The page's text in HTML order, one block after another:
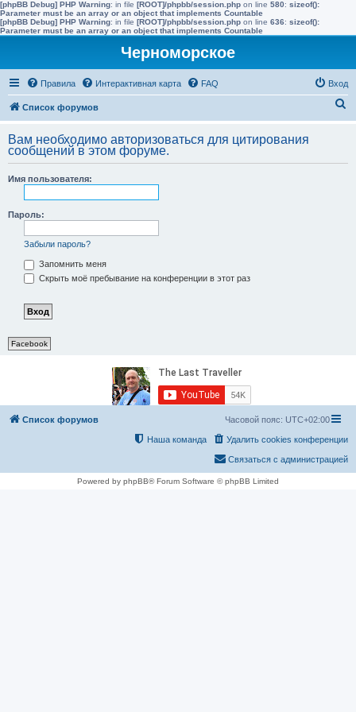
[phpBB Debug] PHP Warning: in file [ROOT]/phpbb/session.php on line 580: sizeof():
Parameter must be an array or an object that implements Countable
[phpBB Debug] PHP Warning: in file [ROOT]/phpbb/session.php on line 636: sizeof():
Parameter must be an array or an object that implements Countable
Черноморское
Правила Интерактивная карта FAQ Вход
Список форумов
с
Вам необходимо авторизоваться для цитирования
сообщений в этом форуме.
Имя пользователя:
Пароль:
Забыли пароль?
Запомнить меня
Скрыть моё пребывание на конференции в этот раз
Facebook
Список форумов Часовой пояс: UTC+02:00
Удалить cookies конференции
Наша команда
Связаться с администрацией
Powered by phpBB® Forum Software © phpBB Limited